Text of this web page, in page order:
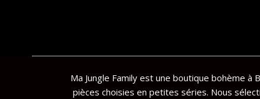
Ma Jungle Family est une boutique bohème
pièces choisies en petites séries. Nous